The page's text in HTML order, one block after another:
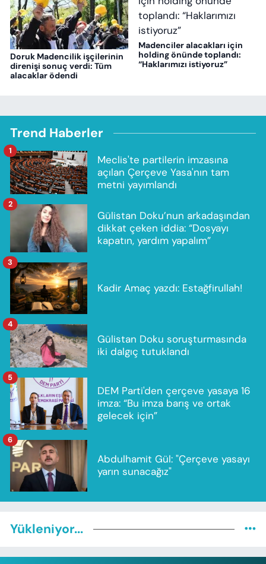
Doruk Madencilik işçilerinin
direnişi sonuç verdi: Tüm
alacaklar ödendi
Madenciler alacakları için
holding önünde toplandı:
“Haklarımızı istiyoruz”
Trend Haberler
Meclis'te partilerin imzasına
açılan Çerçeve Yasa'nın tam
metni yayımlandı
1
Gülistan Doku’nun arkadaşından
dikkat çeken iddia: “Dosyayı
kapatın, yardım yapalım”
2
Kadir Amaç yazdı: Estağfirullah!
3
Gülistan Doku soruşturmasında
iki dalgıç tutuklandı
4
DEM Parti'den çerçeve yasaya 16
imza: “Bu imza barış ve ortak
gelecek için”
5
Abdulhamit Gül: "Çerçeve yasayı
yarın sunacağız"
6
Yükleniyor...